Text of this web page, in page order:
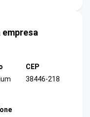
CEP
38446-218